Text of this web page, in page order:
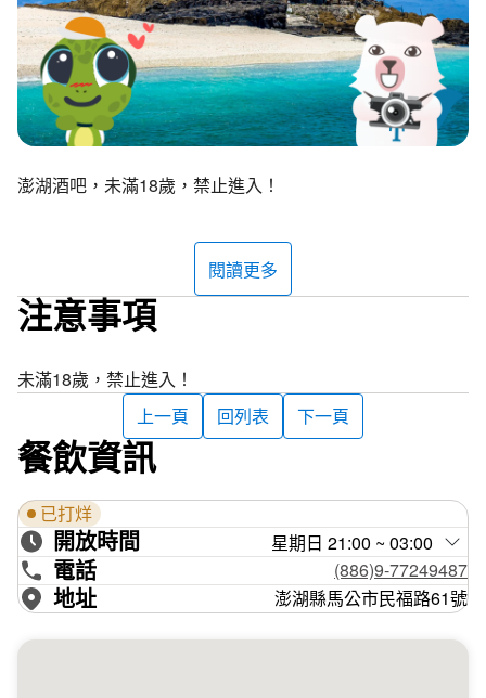
ไทย Bahasa indonesia
澎湖酒吧，未滿18歲，禁止進入！
閱讀更多
注意事項
未滿18歲，禁止進入！
上一頁
回列表 下一頁
餐飲資訊
已打烊
開放時間 星期日 21:00 ~ 03:00
電話 (886)9-77249487
地址 澎湖縣馬公市民福路61號